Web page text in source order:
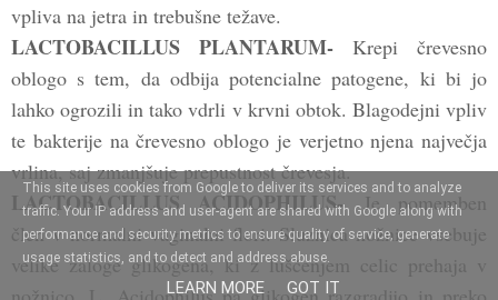
vpliva na jetra in trebušne težave.
LACTOBACILLUS PLANTARUM- Krepi črevesno
oblogo s tem, da odbija potencialne patogene, ki bi jo
lahko ogrozili in tako vdrli v krvni obtok. Blagodejni vpliv
te bakterije na črevesno oblogo je verjetno njena največja
vrlina, saj zmanjšuje prepustnost črevesja.
LACTOBACILLUS ACIDOPHILUS-Je pomemben
člen v normalni vaginalni flori. Sluznica nožnice vsebuje
velike zaloge glikogena, ki z luščenjem celic prehaja v
This site uses cookies from Google to deliver its services and to analyze
traffic. Your IP address and user-agent are shared with Google along with
performance and security metrics to ensure quality of service, generate
usage statistics, and to detect and address abuse.
LEARN MORE GOT IT